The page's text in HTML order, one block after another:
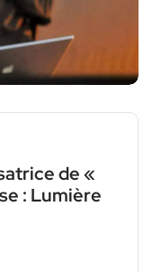
de «
: Lumière